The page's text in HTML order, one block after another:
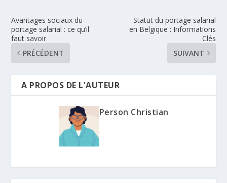
Avantages sociaux du
portage salarial : ce qu’il
faut savoir
PRÉCÉDENT
Statut du portage salarial
en Belgique : Informations
Clés
SUIVANT
A PROPOS DE L'AUTEUR
Person Christian